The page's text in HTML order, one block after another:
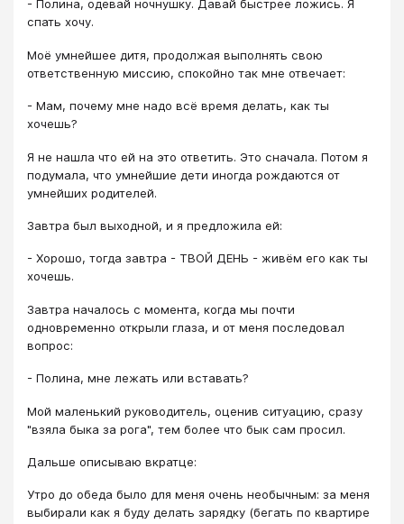
- Полина, одевай ночнушку. Давай быстрее ложись. Я
спать хочу.
Моё умнейшее дитя, продолжая выполнять свою
ответственную миссию, спокойно так мне отвечает:
- Мам, почему мне надо всё время делать, как ты
хочешь?
Я не нашла что ей на это ответить. Это сначала. Потом я
подумала, что умнейшие дети иногда рождаются от
умнейших родителей.
Завтра был выходной, и я предложила ей:
- Хорошо, тогда завтра - ТВОЙ ДЕНЬ - живём его как ты
хочешь.
Завтра началось с момента, когда мы почти
одновременно открыли глаза, и от меня последовал
вопрос:
- Полина, мне лежать или вставать?
Мой маленький руководитель, оценив ситуацию, сразу
"взяла быка за рога", тем более что бык сам просил.
Дальше описываю вкратце:
Утро до обеда было для меня очень необычным: за меня
выбирали как я буду делать зарядку (бегать по квартире